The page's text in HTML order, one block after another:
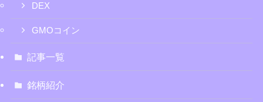
DEX
GMOコイン
記事一覧
銘柄紹介